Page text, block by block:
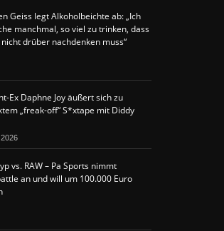
Geiss legt Alkoholbeichte ab: „Ich
manchmal, so viel zu trinken, dass
drüber nachdenken muss“
Ex Daphne Joy äußert sich zu
„freak-off“ S*xtape mit Diddy
vs. RAW – Pa Sports nimmt
an und will um 100.000 Euro